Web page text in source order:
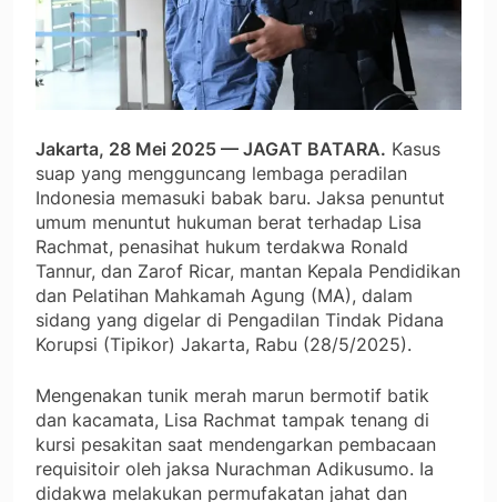
Jakarta, 28 Mei 2025 — JAGAT BATARA. Kasus
suap yang mengguncang lembaga peradilan
Indonesia memasuki babak baru. Jaksa penuntut
umum menuntut hukuman berat terhadap Lisa
Rachmat, penasihat hukum terdakwa Ronald
Tannur, dan Zarof Ricar, mantan Kepala Pendidikan
dan Pelatihan Mahkamah Agung (MA), dalam
sidang yang digelar di Pengadilan Tindak Pidana
Korupsi (Tipikor) Jakarta, Rabu (28/5/2025).
Mengenakan tunik merah marun bermotif batik
dan kacamata, Lisa Rachmat tampak tenang di
kursi pesakitan saat mendengarkan pembacaan
requisitoir oleh jaksa Nurachman Adikusumo. Ia
didakwa melakukan permufakatan jahat dan